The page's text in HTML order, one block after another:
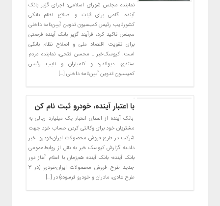
نماینده مجلس شورای اسلامی: اجرای گزیر بانک
آینده، گامی برای ثبات و اصلاح نظام بانکی
کشورنایب رئیس کمیسیون تدوین آیین‌نامه داخلی
مجلس تاکید کرد: فرآیند گزیر بانک آینده فرصتی
برای تقویت اقتصاد ملی و اصلاح نظام بانکی
است. کیوسک‌خبر ـ محسن فتحی، نماینده مردم
سنندج، دیواندره و کامیاران و نایب رئیس
کمیسیون تدوین آیین‌نامه داخلی […]
با اعتبار آینده، خودرو ثبت نام کن
بانک آینده از اعطای اعتبار یک میلیارد ریالی به
مشتریان خود برای وکالتی کردن حساب خود جهت
شرکت در طرح فروش محصولات ایران‌خودرو خبر
داد.به گزارش کیوسک خبر به نقل از روابط‌عمومی
بانک آینده؛ بانک آینده هم‌زمان با اعلام آغاز دور
جدید طرح فروش محصولات ایران‌خودرو (در ۳
طرح عادی، مادران و خودرو فرسوده) در […]